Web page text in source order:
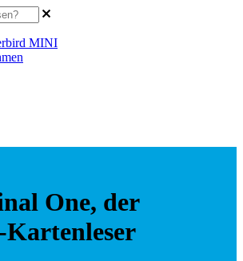
MINI
One, der